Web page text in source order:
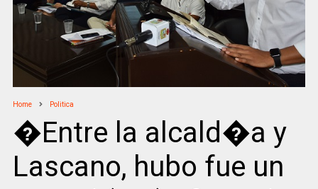
Home Politica
�Entre la alcald�a y
Lascano, hubo fue un